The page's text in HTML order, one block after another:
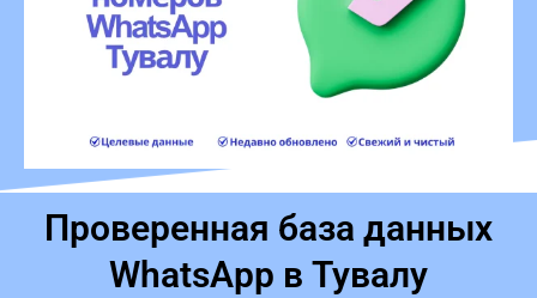
Проверенная база данных
WhatsApp в Тувалу